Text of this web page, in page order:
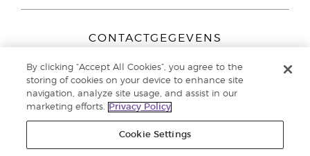
CONTACTGEGEVENS
Peizerweg 97
9727 AJ Groningen
Nederland
Klantenservice:44-0-1480-710032
By clicking “Accept All Cookies”, you agree to the
storing of cookies on your device to enhance site
navigation, analyze site usage, and assist in our
marketing efforts.
Privacy Policy
Cookie Settings